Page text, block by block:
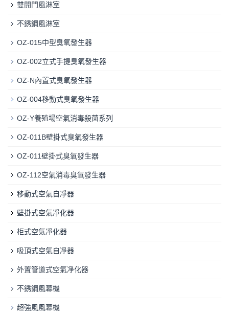
雙開門風淋室
不銹鋼風淋室
OZ-015中型臭氧發生器
OZ-002立式手提臭氧發生器
OZ-N內置式臭氧發生器
OZ-004移動式臭氧發生器
OZ-Y養殖場空氣消毒殺菌系列
OZ-011B壁掛式臭氧發生器
OZ-011壁掛式臭氧發生器
OZ-112空氣消毒臭氧發生器
移動式空氣自凈器
壁掛式空氣凈化器
柜式空氣凈化器
吸頂式空氣自凈器
外置管道式空氣凈化器
不銹鋼風幕機
超強風風幕機